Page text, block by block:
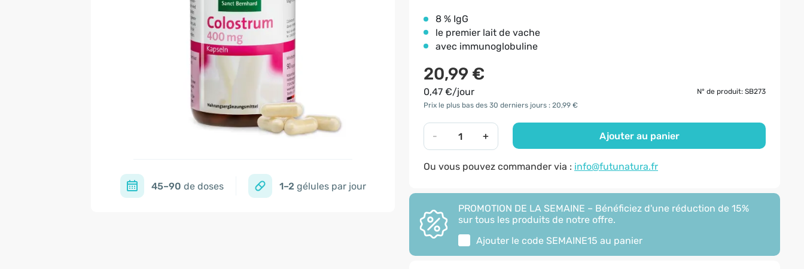
45–90 de doses 1–2 gélules par jour
8 % IgG
le premier lait de vache
avec immunoglobuline
20,99 €
0,47 €/jour
N° de produit: SB273
Prix le plus bas des 30 derniers jours : 20,99 €
- + Ajouter au panier
Ou vous pouvez commander via : info@futunatura.fr
PROMOTION DE LA SEMAINE – Bénéficiez d'une réduction de 15%
sur tous les produits de notre offre.
Ajouter le code SEMAINE15 au panier